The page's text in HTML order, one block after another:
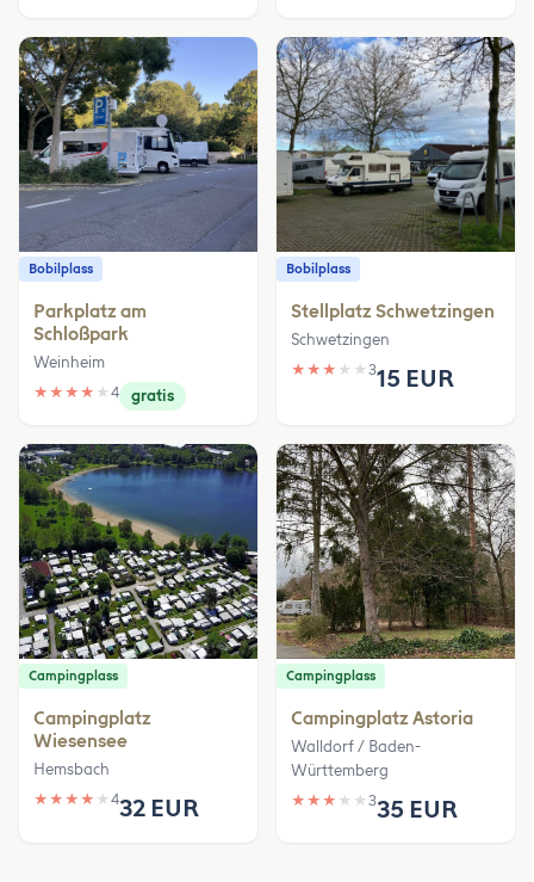
Bobilplass
Parkplatz am
Schloßpark
Weinheim
★ ★ ★ ★ ★ 4 gratis
Bobilplass
Stellplatz Schwetzingen
Schwetzingen
★ ★ ★ ★ ★ 315 EUR
Campingplass
Campingplatz
Wiesensee
Hemsbach
★ ★ ★ ★ ★ 432 EUR
Campingplass
Campingplatz Astoria
Walldorf / Baden-
Württemberg
★ ★ ★ ★ ★ 335 EUR